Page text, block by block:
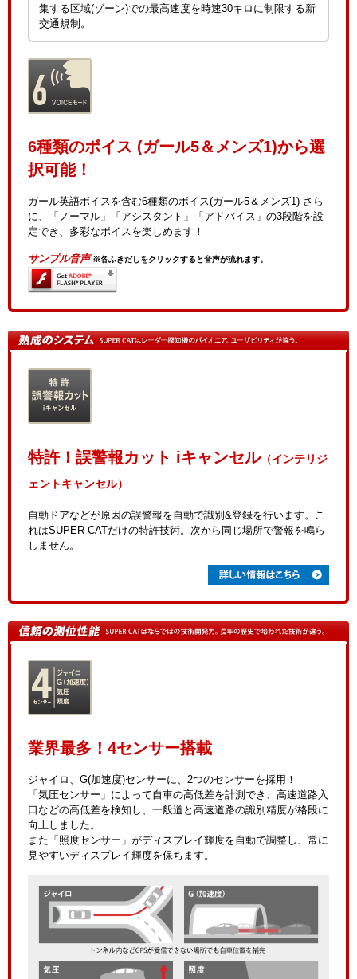
集する区域(ゾーン)での最高速度を時速30キロに制限する新
交通規制。
6種類のボイス (ガール5＆メンズ1)から選
択可能！
ガール英語ボイスを含む6種類のボイス(ガール5＆メンズ1) さら
に、「ノーマル」「アシスタント」「アドバイス」の3段階を設
定でき、多彩なボイスを楽しめます！
サンプル音声※各ふきだしをクリックすると音声が流れます。
特許！誤警報カット iキャンセル（インテリジ
ェントキャンセル）
自動ドアなどが原因の誤警報を自動で識別&登録を行います。こ
れはSUPER CATだけの特許技術。次から同じ場所で警報を鳴ら
しません。
業界最多！4センサー搭載
ジャイロ、G(加速度)センサーに、2つのセンサーを採用！
「気圧センサー」によって自車の高低差を計測でき、高速道路入
口などの高低差を検知し、一般道と高速道路の識別精度が格段に
向上しました。
また「照度センサー」がディスプレイ輝度を自動で調整し、常に
見やすいディスプレイ輝度を保ちます。